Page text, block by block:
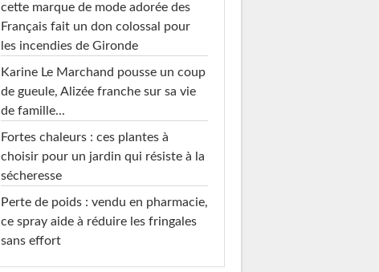
cette marque de mode adorée des
Français fait un don colossal pour
les incendies de Gironde
Karine Le Marchand pousse un coup
de gueule, Alizée franche sur sa vie
de famille...
Fortes chaleurs : ces plantes à
choisir pour un jardin qui résiste à la
sécheresse
Perte de poids : vendu en pharmacie,
ce spray aide à réduire les fringales
sans effort